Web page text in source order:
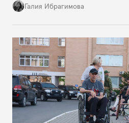
Москве за
Галия Ибрагимова